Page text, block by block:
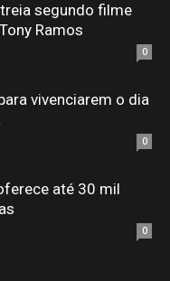
segundo filme
Ramos
0
vivenciarem o dia
0
até 30 mil
0